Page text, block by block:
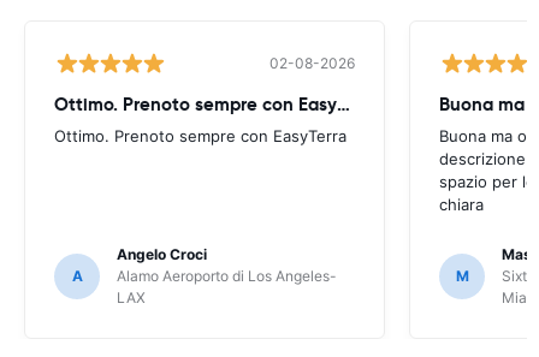
02-08-2026
Ottimo. Prenoto sempre con EasyTerra
Ottimo. Prenoto sempre con EasyTerra
A
Angelo Croci
Alamo Aeroporto di Los Angeles-
LAX
Buona ma
Buona ma
descrizione
spazio per
chiara
M
Sixt